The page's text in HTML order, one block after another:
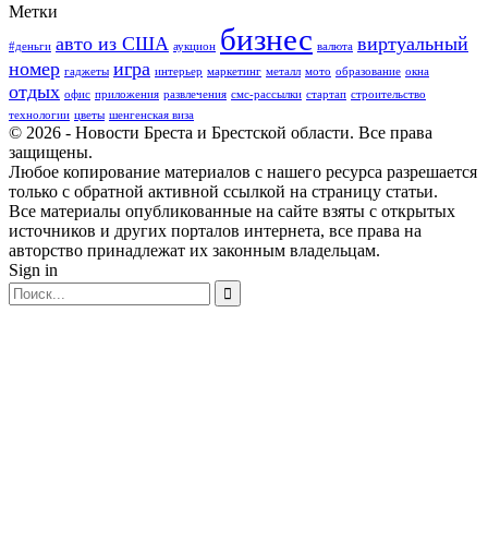
Метки
#деньги авто из США аукцион бизнес валюта виртуальный
номер гаджеты игра интерьер маркетинг металл мото образование окна
отдых офис приложения развлечения смс-рассылки стартап строительство
технологии цветы шенгенская виза
© 2026 - Новости Бреста и Брестской области. Все права
защищены.
Любое копирование материалов с нашего ресурса разрешается
только с обратной активной ссылкой на страницу статьи.
Все материалы опубликованные на сайте взяты с открытых
источников и других порталов интернета, все права на
авторство принадлежат их законным владельцам.
Sign in